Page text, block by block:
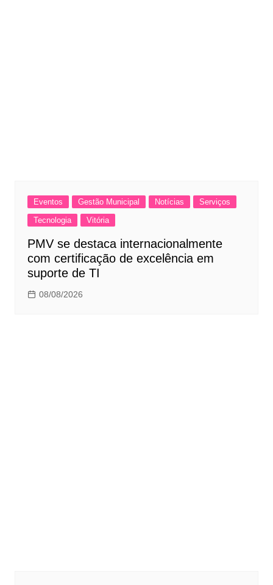
Eventos Gestão Municipal Notícias
Serviços
Tecnologia
Vitória
PMV se destaca internacionalmente
com certificação de excelência em
suporte de TI
08/08/2026